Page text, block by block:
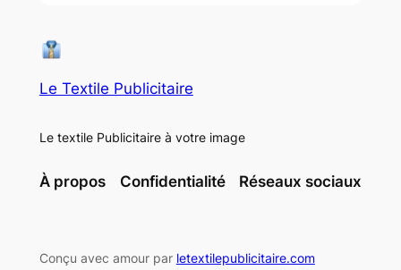
Le Textile Publicitaire
Le textile Publicitaire à votre image
À propos Confidentialité Réseaux sociaux
Conçu avec amour par letextilepublicitaire.com